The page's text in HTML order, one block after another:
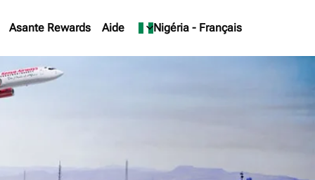
Asante Rewards Aide Nigéria - Français
keyboard_arrow_down